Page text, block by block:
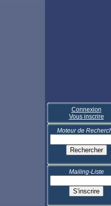
Connexion
Vous inscrire
Moteur de
Mailing-Liste